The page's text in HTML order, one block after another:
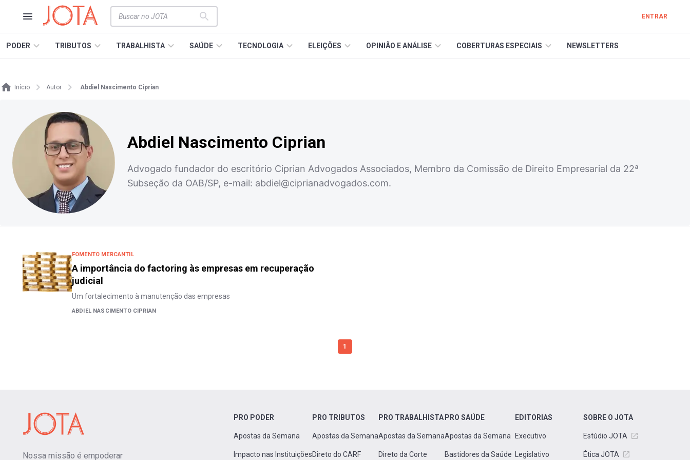
ENTRAR
PODER TRIBUTOS TRABALHISTA SAÚDE TECNOLOGIA ELEIÇÕES OPINIÃO E ANÁLISE COBERTURAS ESPECIAIS NEWSLETTERS
Início Autor Abdiel Nascimento Ciprian
Abdiel Nascimento Ciprian
Advogado fundador do escritório Ciprian Advogados Associados, Membro da Comissão de Direito Empresarial da 22ª
Subseção da OAB/SP, e-mail: abdiel@ciprianadvogados.com.
FOMENTO MERCANTIL
A importância do factoring às empresas em recuperação
judicial
Um fortalecimento à manutenção das empresas
ABDIEL NASCIMENTO CIPRIAN
1
Nossa missão é empoderar
PRO PODER
Apostas da Semana
Impacto nas Instituições
PRO TRIBUTOS
Apostas da Semana
Direto do CARF
PRO TRABALHISTA
Apostas da Semana
Direto da Corte
PRO SAÚDE
Apostas da Semana
Bastidores da Saúde
EDITORIAS
Executivo
Legislativo
SOBRE O JOTA
Estúdio JOTA
Ética JOTA